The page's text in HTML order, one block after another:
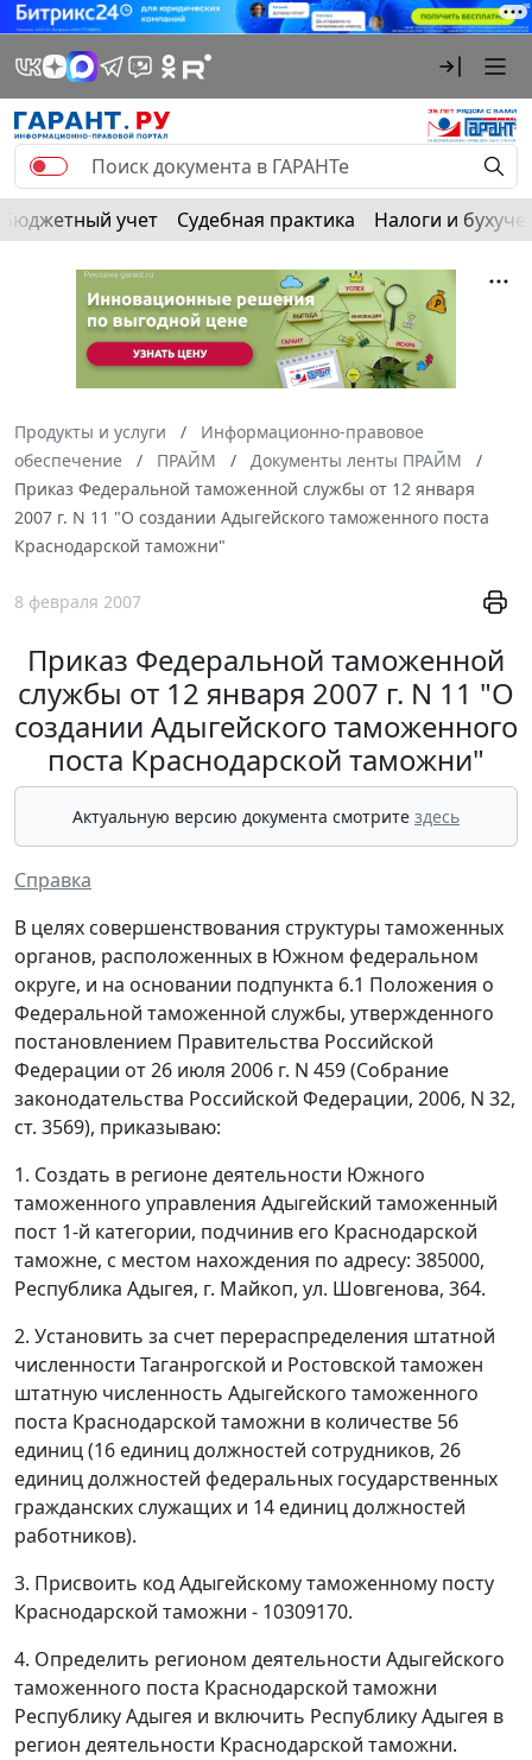
Бюджетный учет Судебная практика Налоги и
Продукты и услуги
Информационно-правовое
обеспечение
ПРАЙМ
Документы ленты ПРАЙМ
Приказ Федеральной таможенной службы от 12 января
2007 г. N 11 "О создании Адыгейского таможенного поста
Краснодарской таможни"
8 февраля 2007
Приказ Федеральной таможенной
службы от 12 января 2007 г. N 11 "О
создании Адыгейского таможенного
поста Краснодарской таможни"
Актуальную версию документа смотрите здесь
Справка
В целях совершенствования структуры таможенных
органов, расположенных в Южном федеральном
округе, и на основании подпункта 6.1 Положения о
Федеральной таможенной службы, утвержденного
постановлением Правительства Российской
Федерации от 26 июля 2006 г. N 459 (Собрание
законодательства Российской Федерации, 2006, N 32,
ст. 3569), приказываю:
1. Создать в регионе деятельности Южного
таможенного управления Адыгейский таможенный
пост 1-й категории, подчинив его Краснодарской
таможне, с местом нахождения по адресу: 385000,
Республика Адыгея, г. Майкоп, ул. Шовгенова, 364.
2. Установить за счет перераспределения штатной
численности Таганрогской и Ростовской таможен
штатную численность Адыгейского таможенного
поста Краснодарской таможни в количестве 56
единиц (16 единиц должностей сотрудников, 26
единиц должностей федеральных государственных
гражданских служащих и 14 единиц должностей
работников).
3. Присвоить код Адыгейскому таможенному посту
Краснодарской таможни - 10309170.
4. Определить регионом деятельности Адыгейского
таможенного поста Краснодарской таможни
Республику Адыгея и включить Республику Адыгея в
регион деятельности Краснодарской таможни.